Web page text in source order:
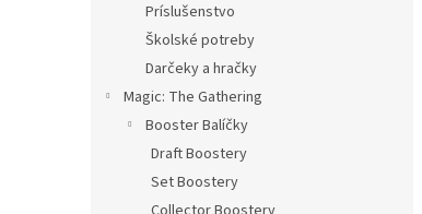
Príslušenstvo
Školské potreby
Darčeky a hračky
Magic: The Gathering
Booster Balíčky
Draft Boostery
Set Boostery